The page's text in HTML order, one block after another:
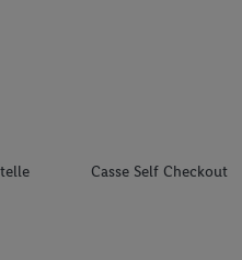
Casse Self Checkout